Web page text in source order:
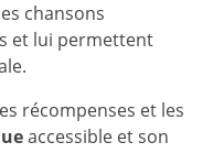
chansons
et lui permettent
récompenses et les
accessible et son